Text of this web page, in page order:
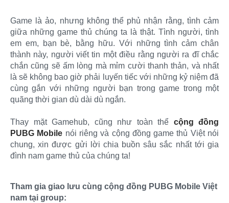
Game là ảo, nhưng không thể phủ nhận rằng, tình cảm
giữa những game thủ chúng ta là thật. Tình người, tình
em em, bạn bè, bằng hữu. Với những tình cảm chân
thành này, người viết tin một điều rằng người ra đĩ chắc
chắn cũng sẽ ấm lòng mà mỉm cười thanh thản, và nhất
là sẽ không bao giờ phải luyến tiếc với những kỷ niệm đã
cùng gắn với những người bạn trong game trong một
quãng thời gian dù dài dù ngắn.
Thay mặt Gamehub, cũng như toàn thể cộng đồng
PUBG Mobile nói riêng và cộng đồng game thủ Việt nói
chung, xin được gửi lời chia buồn sâu sắc nhất tới gia
đình nam game thủ của chúng ta!
Tham gia giao lưu cùng cộng đồng PUBG Mobile Việt
nam tại group: